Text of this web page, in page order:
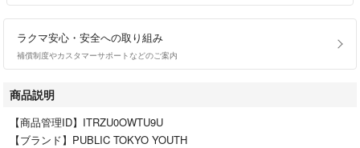
ラクマ安心・安全への取り組み
補償制度やカスタマーサポートなどのご案内
商品説明
【商品管理ID】ITRZU0OWTU9U
【ブランド】PUBLIC TOKYO YOUTH